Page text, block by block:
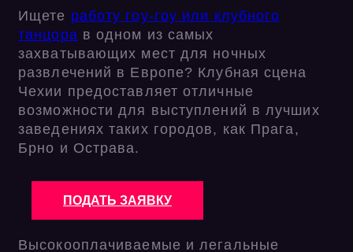
Ищете работу гоу-гоу или клубного
танцора в одном из самых
захватывающих мест для ночных
развлечений в Европе? Клубная сцена
Чехии предоставляет отличные
возможности для выступлений в лучших
заведениях таких городов, как Прага,
Брно и Острава.
ПОДАТЬ ЗАЯВКУ
Высокооплачиваемые и легальные